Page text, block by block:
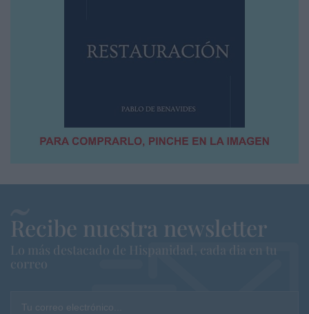
Recibe nuestra newsletter
Lo más destacado de Hispanidad, cada dia en tu
correo
Tu correo electrónico...